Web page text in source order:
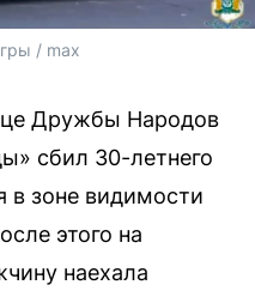
/ max
Дружбы Народов
сбил 30-летнего
в зоне видимости
этого на
наехала